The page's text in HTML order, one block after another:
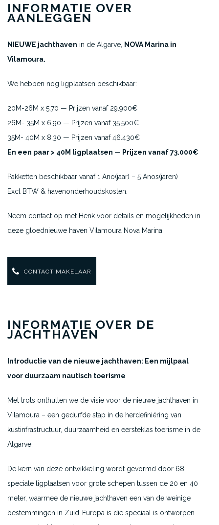
INFORMATIE OVER
AANLEGGEN
NIEUWE jachthaven in de Algarve, NOVA Marina in
Vilamoura.
We hebben nog ligplaatsen beschikbaar:
20M-26M x 5,70 — Prijzen vanaf 29.900€
26M- 35M x 6,90 — Prijzen vanaf 35.500€
35M- 40M x 8,30 — Prijzen vanaf 46.430€
En een paar > 40M ligplaatsen — Prijzen vanaf 73.000€
Pakketten beschikbaar vanaf 1 Ano(jaar) – 5 Anos(jaren)
Excl BTW & havenonderhoudskosten.
Neem contact op met Henk voor details en mogelijkheden in
deze gloednieuwe haven Vilamoura Nova Marina
CONTACT MAKELAAR
INFORMATIE OVER DE
JACHTHAVEN
Introductie van de nieuwe jachthaven: Een mijlpaal
voor duurzaam nautisch toerisme
Met trots onthullen we de visie voor de nieuwe jachthaven in
Vilamoura – een gedurfde stap in de herdefiniëring van
kustinfrastructuur, duurzaamheid en eersteklas toerisme in de
Algarve.
De kern van deze ontwikkeling wordt gevormd door 68
speciale ligplaatsen voor grote schepen tussen de 20 en 40
meter, waarmee de nieuwe jachthaven een van de weinige
bestemmingen in Zuid-Europa is die speciaal is ontworpen